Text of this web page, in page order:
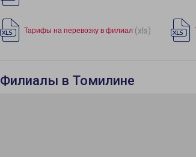
Тарифы на перевозку в филиал (xls)
Филиалы в Томилине